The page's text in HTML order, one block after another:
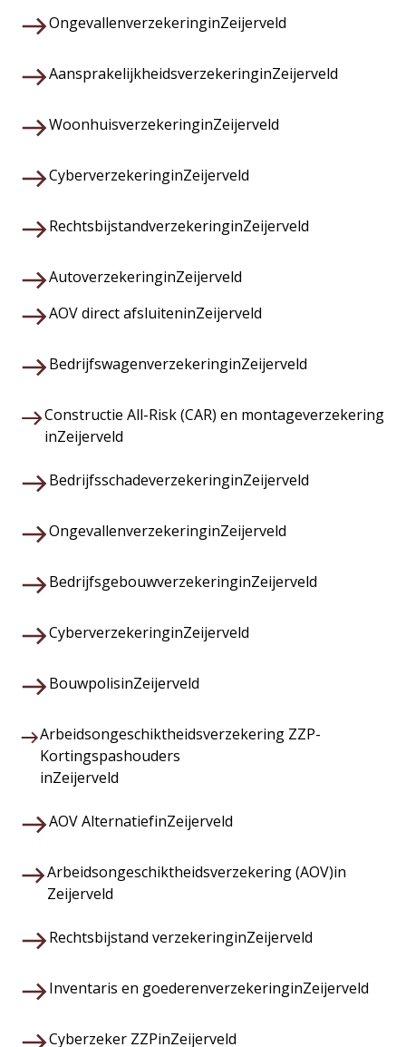
OngevallenverzekeringinZeijerveld
AansprakelijkheidsverzekeringinZeijerveld
WoonhuisverzekeringinZeijerveld
CyberverzekeringinZeijerveld
RechtsbijstandverzekeringinZeijerveld
AutoverzekeringinZeijerveld
AOV direct afsluiteninZeijerveld
BedrijfswagenverzekeringinZeijerveld
Constructie All-Risk (CAR) en montageverzekering
inZeijerveld
BedrijfsschadeverzekeringinZeijerveld
OngevallenverzekeringinZeijerveld
BedrijfsgebouwverzekeringinZeijerveld
CyberverzekeringinZeijerveld
BouwpolisinZeijerveld
Arbeidsongeschiktheidsverzekering ZZP-
Kortingspashouders
inZeijerveld
AOV AlternatiefinZeijerveld
Arbeidsongeschiktheidsverzekering (AOV)in
Zeijerveld
Rechtsbijstand verzekeringinZeijerveld
Inventaris en goederenverzekeringinZeijerveld
Cyberzeker ZZPinZeijerveld